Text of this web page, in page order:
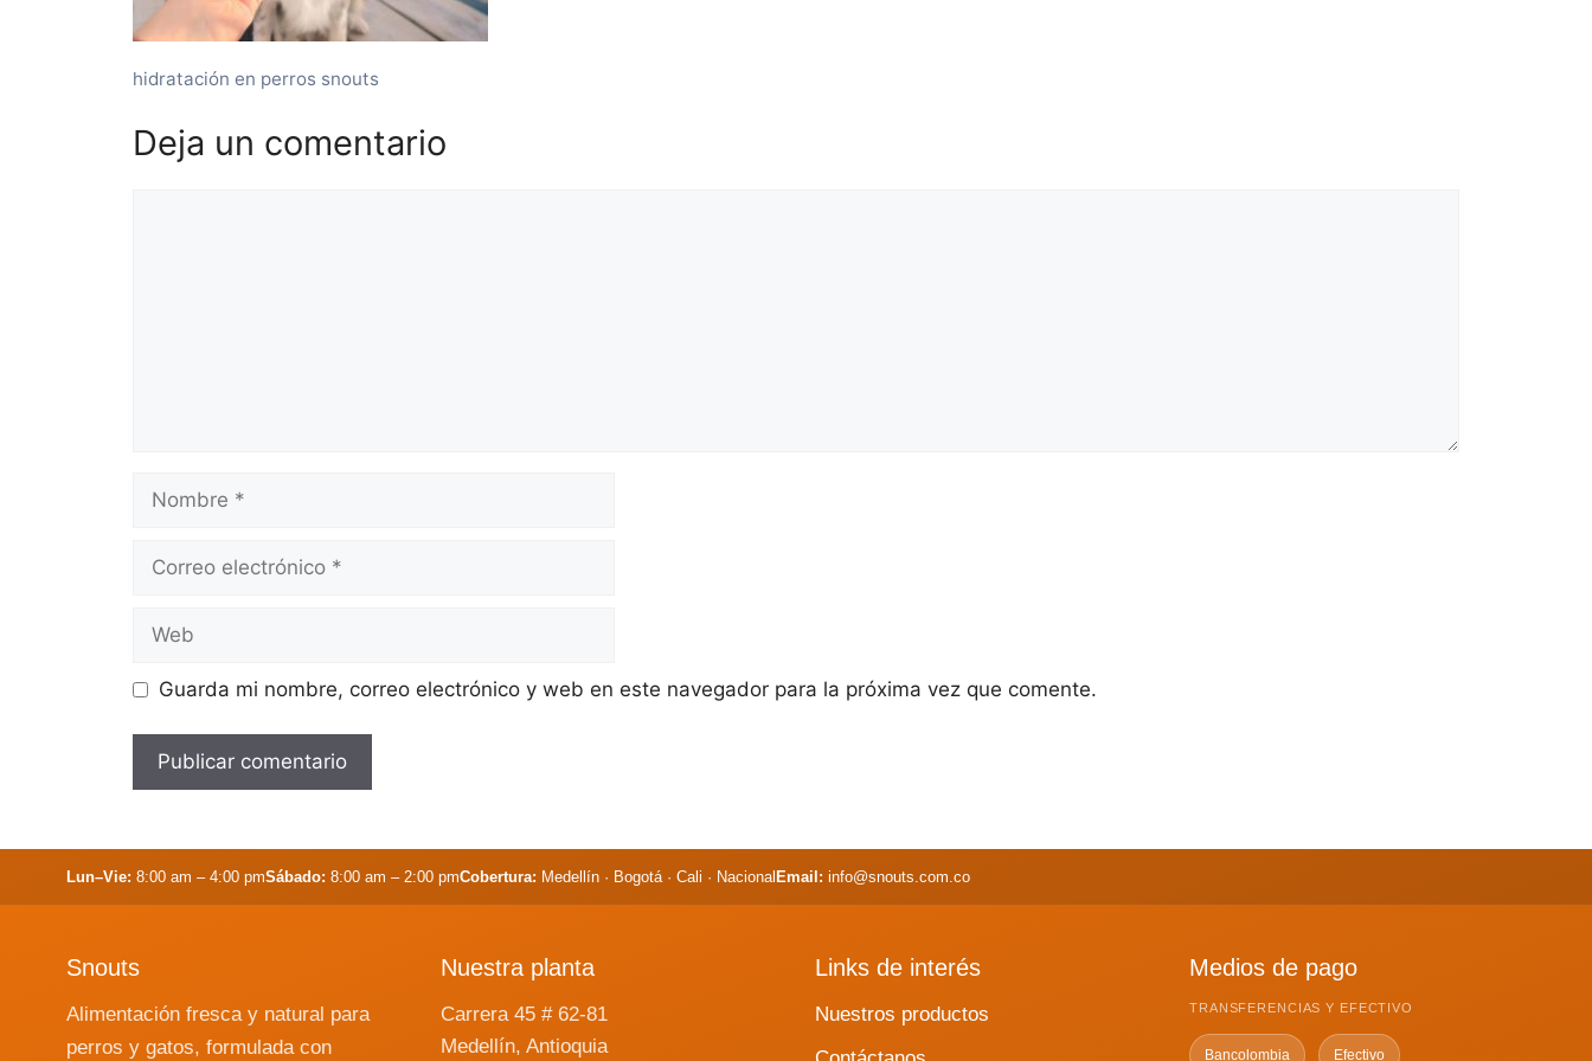
hidratación en perros snouts
Deja un comentario
electrónico
Guarda mi nombre, correo electrónico y web en este navegador para la próxima vez que comente.
Lun–Vie: 8:00 am – 4:00 pmSábado: 8:00 am – 2:00 pmCobertura: Medellín · Bogotá · Cali · Nacional Email: info@snouts.com.co
Snouts
Alimentación fresca y natural para
perros y gatos, formulada con
Nuestra planta
Carrera 45 # 62-81
Medellín, Antioquia
Links de interés
Nuestros productos
Medios de pago
TRANSFERENCIAS Y EFECTIVO
Bancolombia Efectivo